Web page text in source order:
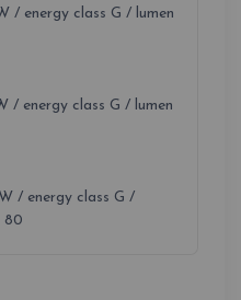
/ energy class G / lumen
/ energy class G / lumen
/ energy class G /
80